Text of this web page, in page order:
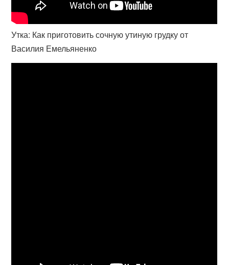
Утка: Как приготовить сочную утиную грудку от
Василия Емельяненко